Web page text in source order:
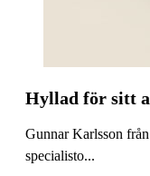
Hyllad för sitt
Gunnar Karlsson
specialisto...